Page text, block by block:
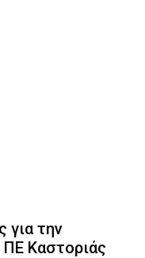
για την
Καστοριάς